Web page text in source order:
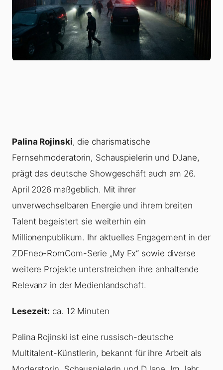
Palina Rojinski, die charismatische
Fernsehmoderatorin, Schauspielerin und DJane,
prägt das deutsche Showgeschäft auch am 26.
April 2026 maßgeblich. Mit ihrer
unverwechselbaren Energie und ihrem breiten
Talent begeistert sie weiterhin ein
Millionenpublikum. Ihr aktuelles Engagement in der
ZDFneo-RomCom-Serie „My Ex“ sowie diverse
weitere Projekte unterstreichen ihre anhaltende
Relevanz in der Medienlandschaft.
Lesezeit: ca. 12 Minuten
Palina Rojinski ist eine russisch-deutsche
Multitalent-Künstlerin, bekannt für ihre Arbeit als